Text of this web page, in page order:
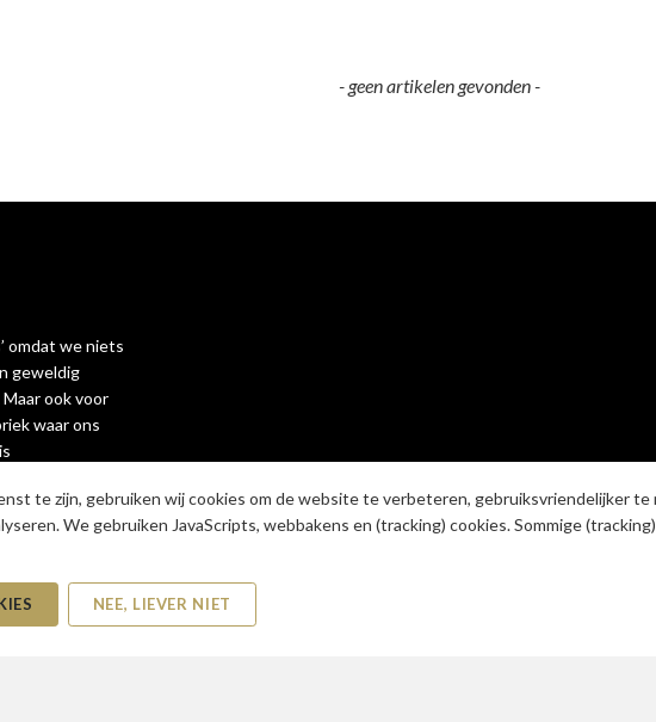
te zijn, gebruiken wij cookies om de website te verbeteren, gebruiksvriendelijker te
We gebruiken JavaScripts, webbakens en (tracking) cookies. Sommige
NEE, LIEVER NIET
- geen artikelen gevonden -
omdat we niets
geweldig
ook voor
waar ons